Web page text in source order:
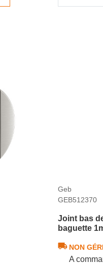
Geb
GEB512370
Joint bas
baguette
NON
A